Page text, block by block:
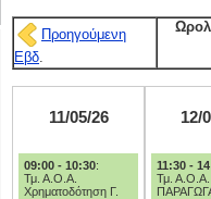
Προηγούμενη
Εβδ.
11/05/26
09:00 - 10:30:
Τμ. Α.Ο.Α.
Χρηματοδότηση Γ.
12/
11:30 -
Τμ. Α.Ο.Α.